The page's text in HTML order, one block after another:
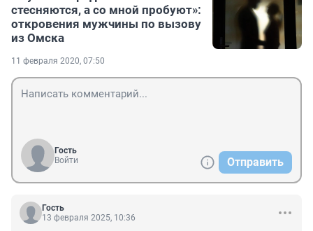
стесняются, а со мной пробуют»:
откровения мужчины по вызову
из Омска
11 февраля 2020, 07:50
Гость
Войти
Отправить
Гость
13 февраля 2025, 10:36